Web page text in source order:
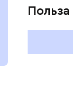
горизонта и
курсанта:
отмечают в